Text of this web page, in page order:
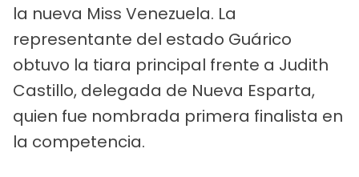
la nueva Miss Venezuela. La
representante del estado Guárico
obtuvo la tiara principal frente a Judith
Castillo, delegada de Nueva Esparta,
quien fue nombrada primera finalista en
la competencia.